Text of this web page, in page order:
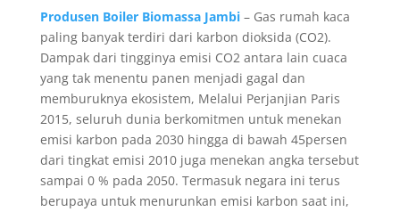
Produsen Boiler Biomassa Jambi– Gas rumah kaca
paling banyak terdiri dari karbon dioksida (CO2).
Dampak dari tingginya emisi CO2 antara lain cuaca
yang tak menentu panen menjadi gagal dan
memburuknya ekosistem, Melalui Perjanjian Paris
2015, seluruh dunia berkomitmen untuk menekan
emisi karbon pada 2030 hingga di bawah 45persen
dari tingkat emisi 2010 juga menekan angka tersebut
sampai 0 % pada 2050. Termasuk negara ini terus
berupaya untuk menurunkan emisi karbon saat ini,